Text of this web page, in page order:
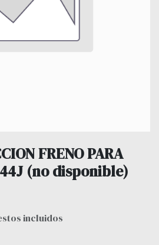
FRENO PARA
(no disponible)
incluidos